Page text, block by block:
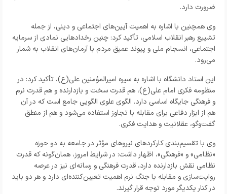
ضرورت دارد.
وی همچنین با اشاره به اهمیت آیین‌های اجتماعی و دینی، از جمله
تشییع رهبر انقلاب اسلامی، تأکید کرد: چنین رخدادهایی نمادی از سرمایه
اجتماعی، انسجام ملی و پیوند عمیق مردم با آرمان‌های انقلاب به شمار
می‌رود.
این استاد دانشگاه با اشاره به سیره امیرالمؤمنین علی(ع)، تأکید کرد: در
منظومه فکری امام علی(ع)، هم قدرت سخت و بازدارنده و هم قدرت نرم
و فرهنگی جایگاه اساسی دارد. الگوی علوی الگویی جامع است که در آن
هم از ابزار دفاعی برای مقابله با تجاوز استفاده می‌شود و هم از منطق
گفت‌وگو، عقلانیت و هدایت فکری.
وی با تقسیم‌بندی کارکردهای نیروهای مؤثر در جامعه به دو حوزه
«نظامی» و «فرهنگی»، اظهار داشت: در شرایط امروز، همان‌گونه که قدرت
نظامی نقش بازدارنده دارد، قدرت فرهنگی و رسانه‌ای نیز در عرصه
روایت‌سازی و مقابله با جنگ نرم اهمیت تعیین‌کننده‌ای دارد و هر دو باید
در کنار یکدیگر مورد توجه قرار گیرند.